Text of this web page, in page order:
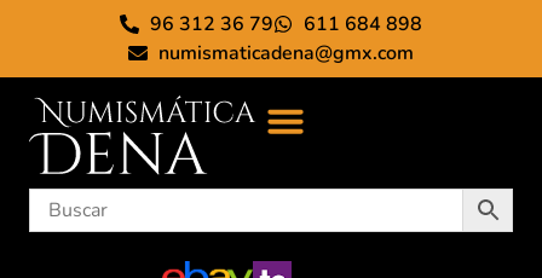
96 312 36 79
611 684 898
numismaticadena@gmx.com